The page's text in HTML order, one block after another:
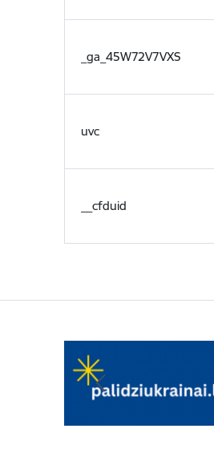
_ga_45W72V7VXS
uvc
__cfduid